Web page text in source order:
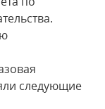
следующие